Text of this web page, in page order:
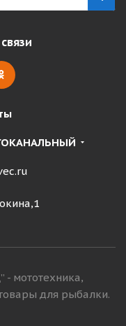
- мототехника,
для рыбалки.